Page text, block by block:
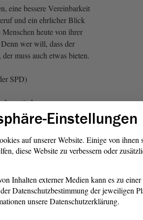
eine bessere Vereinbarkeit
und ein ehrlicher Blick
heute von ihrer
wer will, dass der
muss auch etwas bieten.
SPD)
sind
Investoren, die den
monopolisieren und
senken, wie Beispiele
deutlich zeigen.
die Bundes- und die
hin.
Dass wir heute
annehmen, zeigt, dass
Einstellungen
auf unserer Website. Einige von
diese Website zu verbessern oder
Inhalten externer Medien kann es zu
Datenschutzbestimmung der jeweiligen
unsere Datenschutzerklärung.